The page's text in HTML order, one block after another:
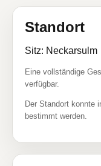
Standort
Sitz: Neckarsulm
Eine vollständige
verfügbar.
Der Standort konnte
bestimmt werden.